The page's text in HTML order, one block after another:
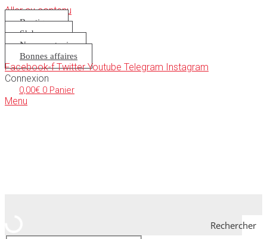
Aller au contenu
Boutique
S’abonner
Nous soutenir
Bonnes affaires
Facebook-f Twitter Youtube Telegram Instagram
Connexion
0,00€ 0 Panier
Menu
Rechercher